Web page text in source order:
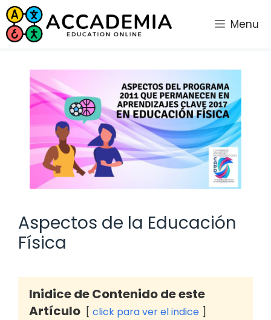
Saltar
al
contenido
Menu
Aspectos de la Educación
Física
Inidice de Contenido de este
Artículo
click para ver el indice